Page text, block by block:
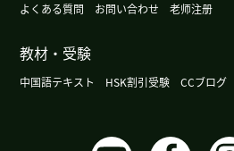
香香老师，谢谢你的分享你怎
的，所以什么东西就可以准备
起，吃饭，在漂亮的满月下，
よくある質問 お問い合わせ 老师注册
教材・受験
中国語テキスト HSK割引受験 CCブログ